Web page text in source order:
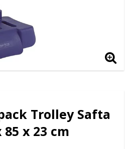
Trolley Safta
x 23 cm